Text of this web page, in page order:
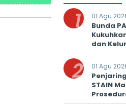
1 01 Agu
Bunda
dan
2 01 Agu
STAIN